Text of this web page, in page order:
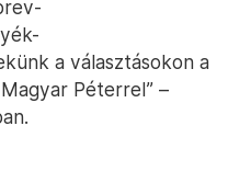
a választásokon a
Péterrel” –